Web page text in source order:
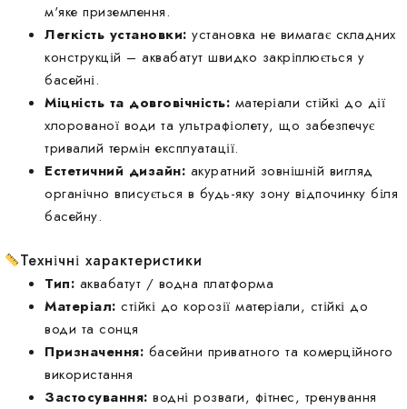
м'яке приземлення.
Легкість установки: установка не вимагає складних
конструкцій – аквабатут швидко закріплюється у
басейні.
Міцність та довговічність: матеріали стійкі до дії
хлорованої води та ультрафіолету, що забезпечує
тривалий термін експлуатації.
Естетичний дизайн: акуратний зовнішній вигляд
органічно вписується в будь-яку зону відпочинку біля
басейну.
Технічні характеристики
Тип: аквабатут / водна платформа
Матеріал: стійкі до корозії матеріали, стійкі до
води та сонця
Призначення: басейни приватного та комерційного
використання
Застосування: водні розваги, фітнес, тренування